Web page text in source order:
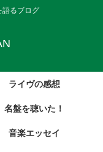
語るブログ
ライヴの感想
名盤を聴いた！
音楽エッセイ